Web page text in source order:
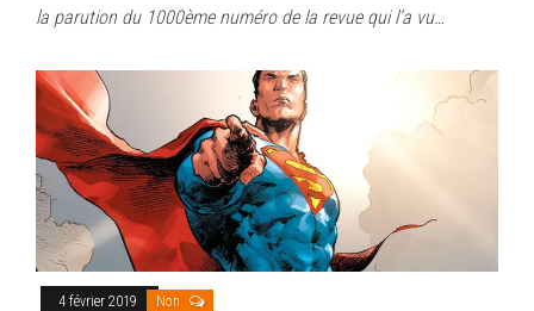
la parution du 1000ème numéro de la revue qui l’a vu…
4 février 2019 Non